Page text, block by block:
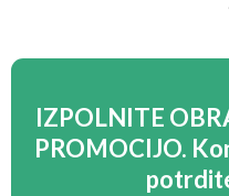
IZPOLNITE
PROMOCIJO.